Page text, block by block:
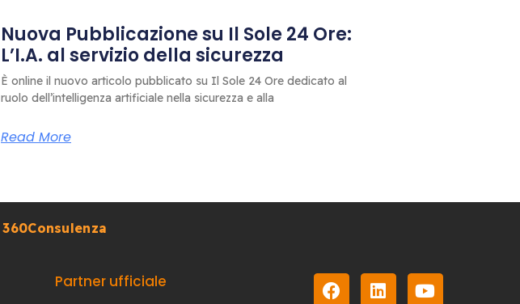
Nuova Pubblicazione su Il Sole 24 Ore:
L’I.A. al servizio della sicurezza
È online il nuovo articolo pubblicato su Il Sole 24 Ore dedicato al
ruolo dell’intelligenza artificiale nella sicurezza e alla
Read More
360Consulenza
Partner ufficiale